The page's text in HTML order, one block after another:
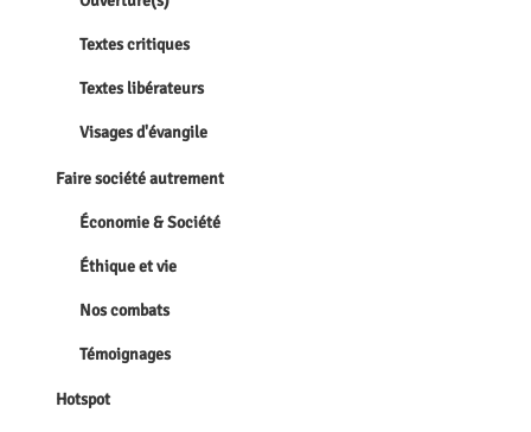
Textes critiques
Textes libérateurs
Visages d'évangile
Faire société autrement
Économie & Société
Éthique et vie
Nos combats
Témoignages
Hotspot